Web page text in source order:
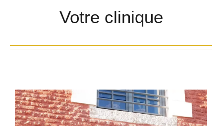
Votre clinique